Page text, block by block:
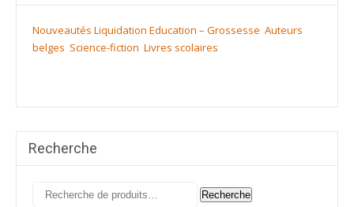
Nouveautés Liquidation Education – Grossesse Auteurs
belges Science-fiction Livres scolaires
Recherche
Recherche
Recherche